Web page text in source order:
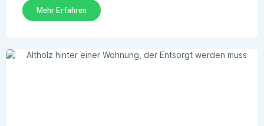
Mehr Erfahren